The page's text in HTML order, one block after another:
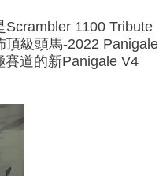
1100 Tribute
頂級頭馬-2022 Panigale
道的新Panigale V4